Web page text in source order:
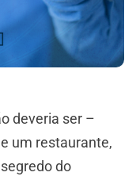
deveria ser –
um restaurante,
do